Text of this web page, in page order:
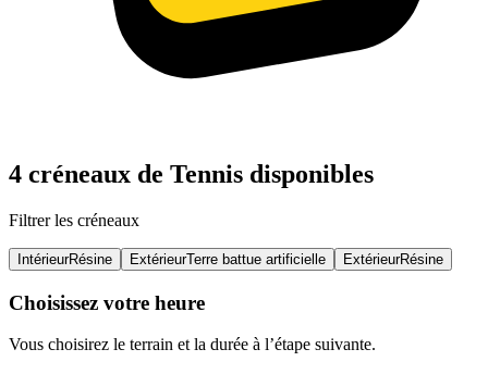
4 créneaux de Tennis disponibles
Filtrer les créneaux
IntérieurRésine ExtérieurTerre battue artificielle ExtérieurRésine
Choisissez votre heure
Vous choisirez le terrain et la durée à l’étape suivante.